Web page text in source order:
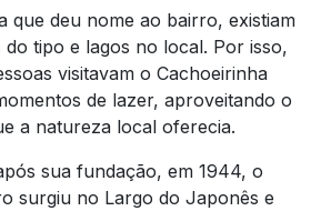
que deu nome ao bairro, existiam
tipo e lagos no local. Por isso,
visitavam o Cachoeirinha
de lazer, aproveitando o
a natureza local oferecia.
sua fundação, em 1944, o
surgiu no Largo do Japonês e